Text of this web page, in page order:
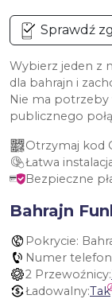
Sprawdź
Wybierz jeden z
dla bahrajn i
Nie ma potrzeby
publicznego
Otrzymaj kod
Łatwa
Bezpieczne
Bahrajn
Pokrycie:
Numer
2 Przewoźnicy:
Ładowalny:Tak